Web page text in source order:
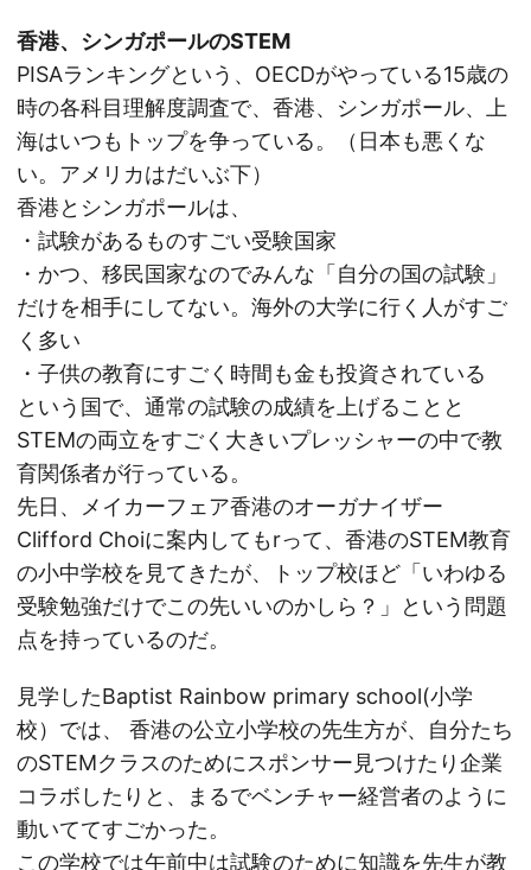
香港、シンガポールのSTEM
PISAランキングという、OECDがやっている15歳の
時の各科目理解度調査で、香港、シンガポール、上
海はいつもトップを争っている。（日本も悪くな
い。アメリカはだいぶ下）
香港とシンガポールは、
・試験があるものすごい受験国家
・かつ、移民国家なのでみんな「自分の国の試験」
だけを相手にしてない。海外の大学に行く人がすご
く多い
・子供の教育にすごく時間も金も投資されている
という国で、通常の試験の成績を上げることと
STEMの両立をすごく大きいプレッシャーの中で教
育関係者が行っている。
先日、メイカーフェア香港のオーガナイザー
Clifford Choiに案内してもrって、香港のSTEM教育
の小中学校を見てきたが、トップ校ほど「いわゆる
受験勉強だけでこの先いいのかしら？」という問題
点を持っているのだ。
見学したBaptist Rainbow primary school(小学
校）では、 香港の公立小学校の先生方が、自分たち
のSTEMクラスのためにスポンサー見つけたり企業
コラボしたりと、まるでベンチャー経営者のように
動いててすごかった。
この学校では午前中は試験のために知識を先生が教